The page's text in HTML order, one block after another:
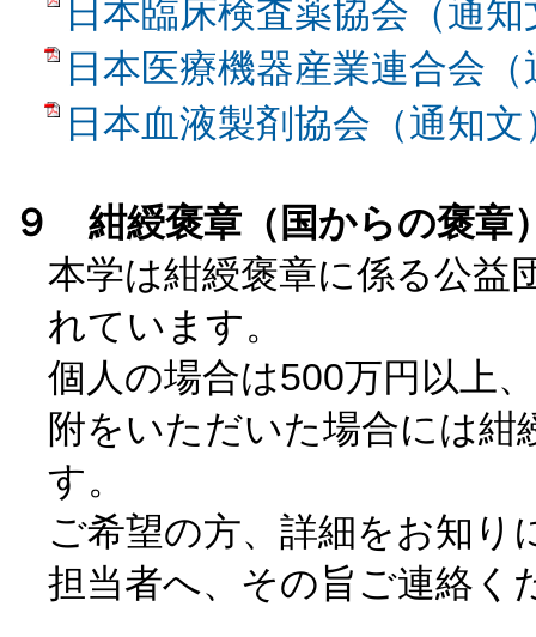
日本臨床検査薬協会（通知
日本医療機器産業連合会
日本血液製剤協会（通知文
９ 紺綬褒章（国からの褒章
本学は紺綬褒章に係る公益
れています。
個人の場合は500万円以上
附をいただいた場合には
す。
ご希望の方、詳細をお知り
担当者へ、その旨ご連絡く